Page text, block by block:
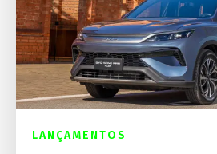
LANÇAMENTOS